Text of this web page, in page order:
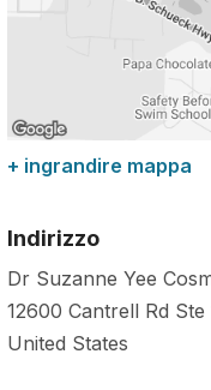
+ ingrandire mappa
Indirizzo
Dr Suzanne Yee
12600 Cantrell Rd Ste
United States